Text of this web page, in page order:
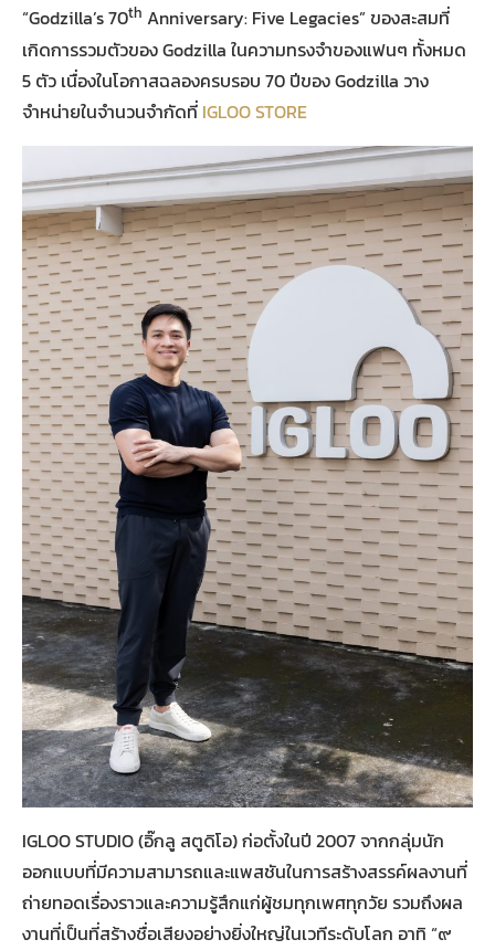
“Godzilla’s 70th Anniversary: Five Legacies” ของสะสมที่
เกิดการรวมตัวของ Godzilla ในความทรงจำของแฟนๆ ทั้งหมด
5 ตัว เนื่องในโอกาสฉลองครบรอบ 70 ปีของ Godzilla วาง
จำหน่ายในจำนวนจำกัดที่ IGLOO STORE
IGLOO STUDIO (อิ๊กลู สตูดิโอ) ก่อตั้งในปี 2007 จากกลุ่มนัก
ออกแบบที่มีความสามารถและแพสชันในการสร้างสรรค์ผลงานที่
ถ่ายทอดเรื่องราวและความรู้สึกแก่ผู้ชมทุกเพศทุกวัย รวมถึงผล
งานที่เป็นที่สร้างชื่อเสียงอย่างยิ่งใหญ่ในเวทีระดับโลก อาทิ “๙